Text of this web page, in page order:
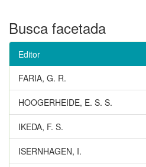
Busca facetada
Editor
FARIA, G. R.
HOOGERHEIDE, E. S. S.
IKEDA, F. S.
ISERNHAGEN, I.